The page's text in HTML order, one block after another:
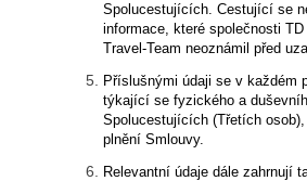
Spolucestujících. Cestující se
informace, které společnosti
Travel-Team neoznámil před
Příslušnými údaji se v každém
týkající se fyzického a
Spolucestujících (Třetích
plnění Smlouvy.
Relevantní údaje dále zahrnují